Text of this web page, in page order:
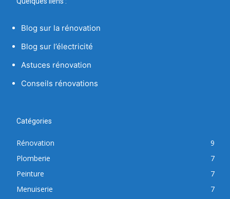
Blog sur la rénovation
Blog sur l’électricité
Astuces rénovation
Conseils rénovations
Catégories
Rénovation
9
Plomberie
7
Peinture
7
Menuiserie
7